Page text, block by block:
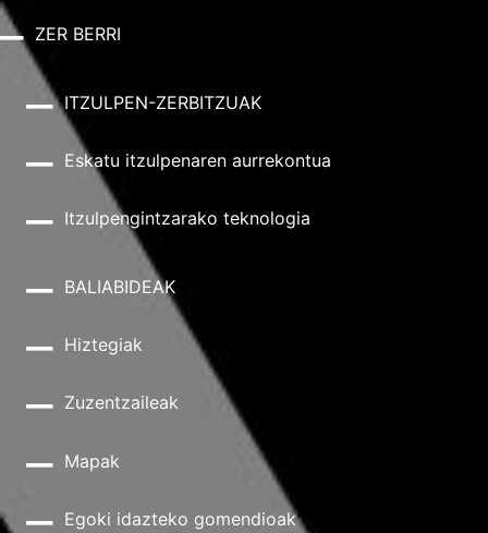
ZER BERRI
ITZULPEN-ZERBITZUAK
Eskatu itzulpenaren aurrekontua
Itzulpengintzarako teknologia
BALIABIDEAK
Hiztegiak
Zuzentzaileak
Mapak
Egoki idazteko gomendioak